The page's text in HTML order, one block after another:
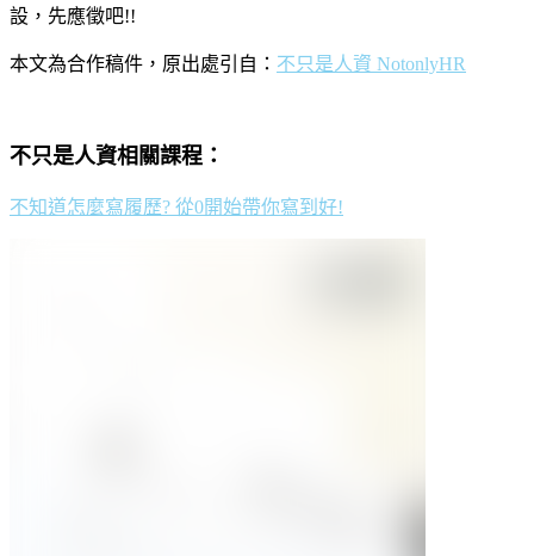
設，先應徵吧!!
本文為合作稿件，原出處引自： 不只是人資 NotonlyHR
不只是人資相關課程：
不知道怎麼寫履歷? 從0開始帶你寫到好!